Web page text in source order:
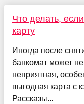
Что делать,
карту
Иногда после
банкомат может
неприятная,
выгодная карта с
Рассказы...